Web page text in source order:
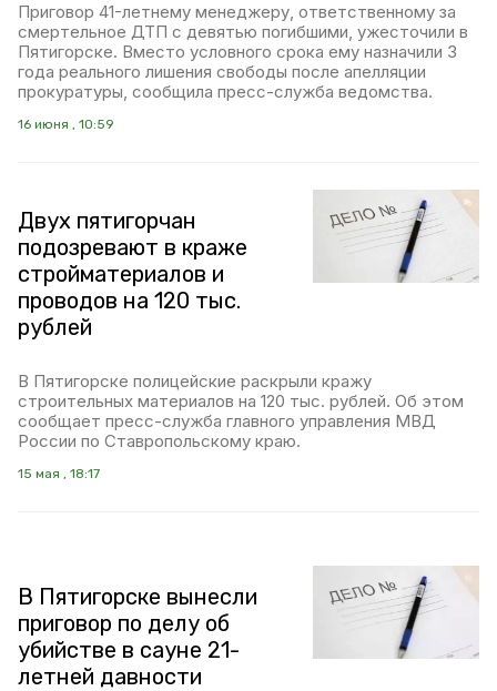
Приговор 41-летнему менеджеру, ответственному за
смертельное ДТП с девятью погибшими, ужесточили в
Пятигорске. Вместо условного срока ему назначили 3
года реального лишения свободы после апелляции
прокуратуры, сообщила пресс-служба ведомства.
16 июня , 10:59
Двух пятигорчан
подозревают в краже
стройматериалов и
проводов на 120 тыс.
рублей
В Пятигорске полицейские раскрыли кражу
строительных материалов на 120 тыс. рублей. Об этом
сообщает пресс-служба главного управления МВД
России по Ставропольскому краю.
15 мая , 18:17
В Пятигорске вынесли
приговор по делу об
убийстве в сауне 21-
летней давности